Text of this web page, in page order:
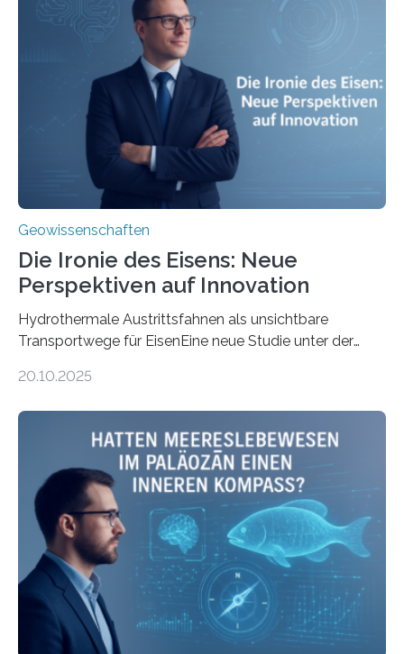
Geowissenschaften
Die Ironie des Eisens: Neue
Perspektiven auf Innovation
Hydrothermale Austrittsfahnen als unsichtbare
Transportwege für EisenEine neue Studie unter der
Umweltwissenschaften der Universität Bremen –
Stoffkreislauf im Ozean prägen. Die Überblicksstudie
mit dem Titel „Iron’s Irony“ ist in Communications Earth
& Environment erschienen. Die Studie fasst bestehende
Forschungsergebnisse zusammen und interpretiert sie
neu, um zu erklären, wie Eisen, das aus hydrothermalen
Systemen freigesetzt wird, über ganze Ozeanbecken
transportiert werden kann. „Das…
20.10.2025